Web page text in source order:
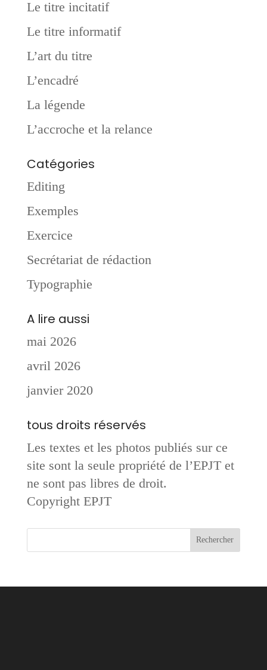
Le titre incitatif
Le titre informatif
L’art du titre
L’encadré
La légende
L’accroche et la relance
Catégories
Editing
Exemples
Exercice
Secrétariat de rédaction
Typographie
A lire aussi
mai 2026
avril 2026
janvier 2020
tous droits réservés
Les textes et les photos publiés sur ce
site sont la seule propriété de l’EPJT et
ne sont pas libres de droit.
Copyright EPJT